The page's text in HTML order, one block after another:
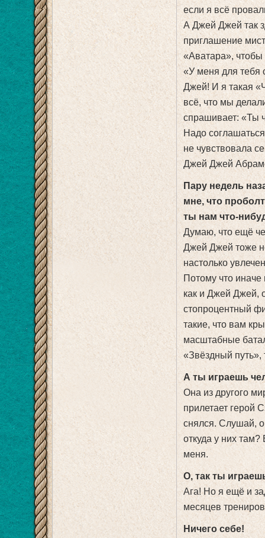
если я всё
А Джей Джей так
приглашение
«Аватара»,
«У меня для тебя
Джей! И я такая
всё, что мы
спрашивает: «Ты
Надо
не чувствовала
Джей Джей
Пару недель
мне, что
ты нам что-
Думаю, что ещё
Джей Джей тоже
настолько
Потому что
как и Джей Джей,
стопроцентный
такие, что вам
масштабные
«Звёздный путь»,
А ты играешь
Она из другого
прилетает герой
снялся. Слушай,
откуда у них
меня.
О, так ты
Ага! Но я ещё и
месяцев
Ничего себе!